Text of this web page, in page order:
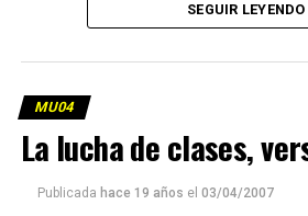
SEGUIR LEYENDO
MU04
La lucha de clases,
Publicada hace 19 años el 03/04/2007